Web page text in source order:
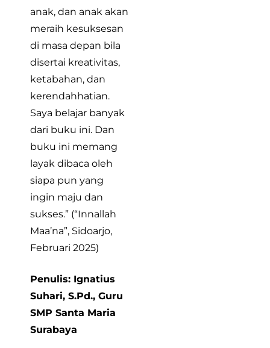
anak, dan anak akan
meraih kesuksesan
di masa depan bila
disertai kreativitas,
ketabahan, dan
kerendahhatian.
Saya belajar banyak
dari buku ini. Dan
buku ini memang
layak dibaca oleh
siapa pun yang
ingin maju dan
sukses.” (“Innallah
Maa’na”, Sidoarjo,
Februari 2025)
Penulis: Ignatius
Suhari, S.Pd., Guru
SMP Santa Maria
Surabaya